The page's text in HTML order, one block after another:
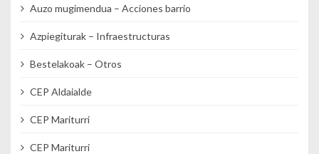
Auzo mugimendua – Acciones barrio
Azpiegiturak – Infraestructuras
Bestelakoak – Otros
CEP Aldaialde
CEP Mariturri
CEP Mariturri